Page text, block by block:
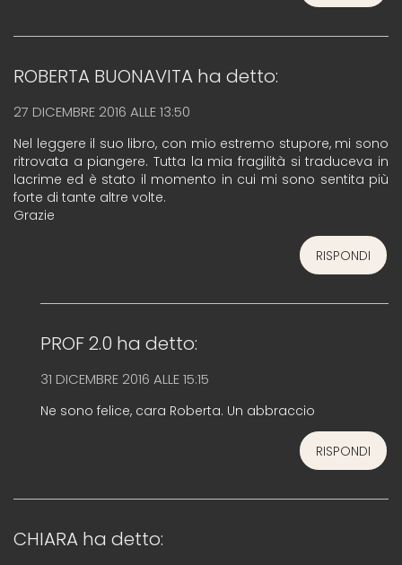
ROBERTA BUONAVITA ha detto:
27 DICEMBRE 2016 ALLE 13:50
Nel leggere il suo libro, con mio estremo stupore, mi sono
ritrovata a piangere. Tutta la mia fragilità si traduceva in
lacrime ed è stato il momento in cui mi sono sentita più
forte di tante altre volte.
Grazie
RISPONDI
PROF 2.0 ha detto:
31 DICEMBRE 2016 ALLE 15:15
Ne sono felice, cara Roberta. Un abbraccio
RISPONDI
CHIARA ha detto: